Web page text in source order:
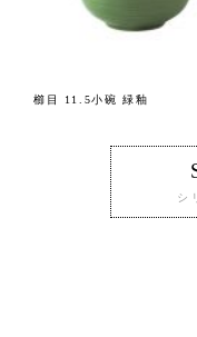
櫛目 11.5小碗 緑釉
シ